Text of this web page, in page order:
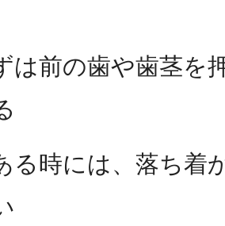
は前の歯や歯茎を
る時には、落ち着